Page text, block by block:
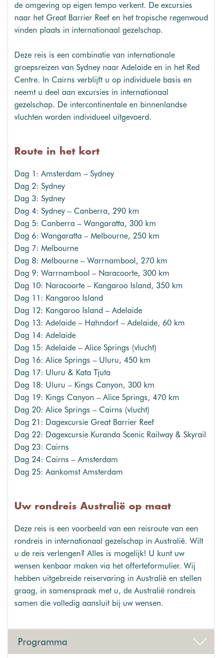
de omgeving op eigen tempo verkent. De excursies
naar het Great Barrier Reef en het tropische regenwoud
vinden plaats in internationaal gezelschap.
Deze reis is een combinatie van internationale
groepsreizen van Sydney naar Adelaide en in het Red
Centre. In Cairns verblijft u op individuele basis en
neemt u deel aan excursies in internationaal
gezelschap. De intercontinentale en binnenlandse
vluchten worden individueel uitgevoerd.
Route in het kort
Dag 1: Amsterdam – Sydney
Dag 2: Sydney
Dag 3: Sydney
Dag 4: Sydney – Canberra, 290 km
Dag 5: Canberra – Wangaratta, 300 km
Dag 6: Wangaratta – Melbourne, 250 km
Dag 7: Melbourne
Dag 8: Melbourne – Warrnambool, 270 km
Dag 9: Warrnambool – Naracoorte, 300 km
Dag 10: Naracoorte – Kangaroo Island, 350 km
Dag 11: Kangaroo Island
Dag 12: Kangaroo Island – Adelaide
Dag 13: Adelaide – Hahndorf – Adelaide, 60 km
Dag 14: Adelaide
Dag 15: Adelaide – Alice Springs (vlucht)
Dag 16: Alice Springs – Uluru, 450 km
Dag 17: Uluru & Kata Tjuta
Dag 18: Uluru – Kings Canyon, 300 km
Dag 19: Kings Canyon – Alice Springs, 470 km
Dag 20: Alice Springs – Cairns (vlucht)
Dag 21: Dagexcursie Great Barrier Reef
Dag 22: Dagexcursie Kuranda Scenic Railway & Skyrail
Dag 23: Cairns
Dag 24: Cairns – Amsterdam
Dag 25: Aankomst Amsterdam
Uw rondreis Australië op maat
Deze reis is een voorbeeld van een reisroute van een
rondreis in internationaal gezelschap in Australië. Wilt
u de reis verlengen? Alles is mogelijk! U kunt uw
wensen kenbaar maken via het offerteformulier. Wij
hebben uitgebreide reiservaring in Australië en stellen
graag, in samenspraak met u, de Australië rondreis
samen die volledig aansluit bij uw wensen.
Programma